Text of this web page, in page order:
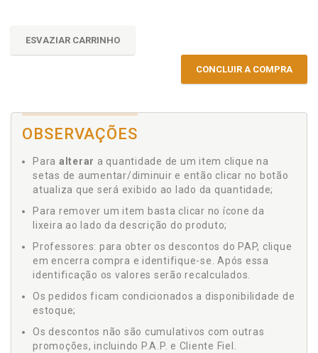
ESVAZIAR CARRINHO
CONCLUIR A COMPRA
OBSERVAÇÕES
Para alterar a quantidade de um item clique na
setas de aumentar/diminuir e então clicar no botão
atualiza que será exibido ao lado da quantidade;
Para remover um item basta clicar no ícone da
lixeira ao lado da descrição do produto;
Professores: para obter os descontos do PAP, clique
em encerra compra e identifique-se. Após essa
identificação os valores serão recalculados.
Os pedidos ficam condicionados a disponibilidade de
estoque;
Os descontos não são cumulativos com outras
promoções, incluindo P.A.P. e Cliente Fiel.